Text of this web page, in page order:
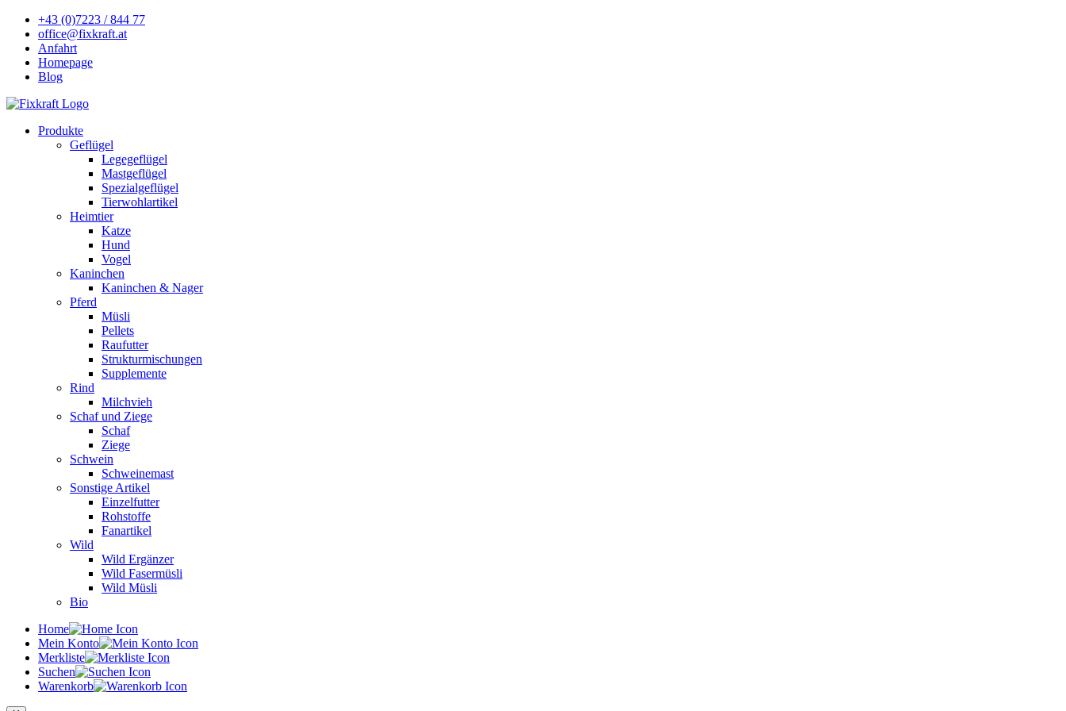
+43 (0)7223 / 844 77
office@fixkraft.at
Anfahrt
Homepage
Blog
Produkte
Geflügel
Legegeflügel
Mastgeflügel
Spezialgeflügel
Tierwohlartikel
Heimtier
Katze
Hund
Vogel
Kaninchen
Kaninchen & Nager
Pferd
Müsli
Pellets
Raufutter
Strukturmischungen
Supplemente
Rind
Milchvieh
Schaf und Ziege
Schaf
Ziege
Schwein
Schweinemast
Sonstige Artikel
Einzelfutter
Rohstoffe
Fanartikel
Wild
Wild Ergänzer
Wild Fasermüsli
Wild Müsli
Bio
Home
Mein Konto
Merkliste
Suchen
Warenkorb